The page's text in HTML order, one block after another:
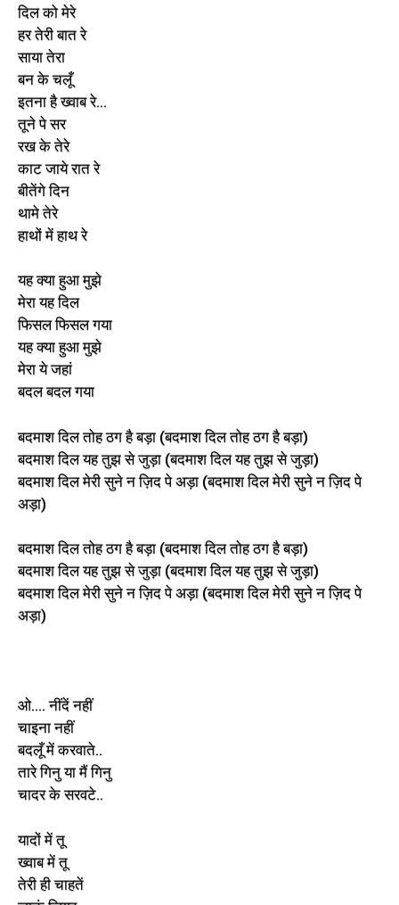
दिल को मेरे
हर तेरी बात रे
साया तेरा
बन के चलूँ
इतना है ख्वाब रे…
तूने पे सर
रख के तेरे
काट जाये रात रे
बीतेंगे दिन
थामे तेरे
हाथों में हाथ रे
यह क्या हुआ मुझे
मेरा यह दिल
फिसल फिसल गया
यह क्या हुआ मुझे
मेरा ये जहां
बदल बदल गया
बदमाश दिल तोह ठग है बड़ा (बदमाश दिल तोह ठग है बड़ा)
बदमाश दिल यह तुझ से जुड़ा (बदमाश दिल यह तुझ से जुड़ा)
बदमाश दिल मेरी सुने न ज़िद पे अड़ा (बदमाश दिल मेरी सुने न ज़िद पे
अड़ा)
बदमाश दिल तोह ठग है बड़ा (बदमाश दिल तोह ठग है बड़ा)
बदमाश दिल यह तुझ से जुड़ा (बदमाश दिल यह तुझ से जुड़ा)
बदमाश दिल मेरी सुने न ज़िद पे अड़ा (बदमाश दिल मेरी सुने न ज़िद पे
अड़ा)
ओ…. नींदें नहीं
चाइना नहीं
बदलूँ में करवाते..
तारे गिनु या मैं गिनु
चादर के सरवटे..
यादों में तू
ख्वाब में तू
तेरी ही चाहतें